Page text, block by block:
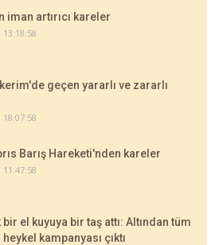
iman artırıcı kareler
13:18:58
geçen yararlı ve zararlı
18:07:58
Barış Hareketi'nden kareler
11:47:58
bir el kuyuya bir taş attı: Altından tüm
kampanyası çıktı